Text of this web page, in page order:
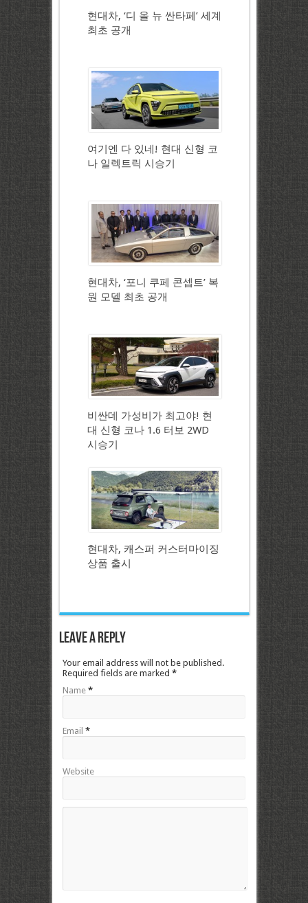
현대차, ‘디 올 뉴 싼타페’ 세계
최초 공개
여기엔 다 있네! 현대 신형 코
나 일렉트릭 시승기
현대차, ‘포니 쿠페 콘셉트’ 복
원 모델 최초 공개
비싼데 가성비가 최고야! 현
대 신형 코나 1.6 터보 2WD
시승기
현대차, 캐스퍼 커스터마이징
상품 출시
Leave a Reply
Your email address will not be published.
Required fields are marked *
Name *
Email *
Website